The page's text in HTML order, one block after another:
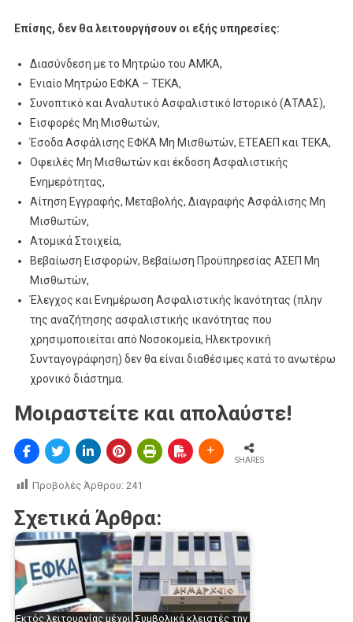
Επίσης, δεν θα λειτουργήσουν οι εξής υπηρεσίες:
Διασύνδεση με το Μητρώο του ΑΜΚΑ,
Ενιαίο Μητρώο ΕΦΚΑ – ΤΕΚΑ,
Συνοπτικό και Αναλυτικό Ασφαλιστικό Ιστορικό (ΑΤΛΑΣ),
Εισφορές Μη Μισθωτών,
Έσοδα Ασφάλισης ΕΦΚΑ Μη Μισθωτών, ΕΤΕΑΕΠ και ΤΕΚΑ,
Οφειλές Μη Μισθωτών και έκδοση Ασφαλιστικής
Ενημερότητας,
Αίτηση Εγγραφής, Μεταβολής, Διαγραφής Ασφάλισης Μη
Μισθωτών,
Ατομικά Στοιχεία,
Βεβαίωση Εισφορών, Βεβαίωση Προϋπηρεσίας ΑΣΕΠ Μη
Μισθωτών,
Έλεγχος και Ενημέρωση Ασφαλιστικής Ικανότητας (πλην
της αναζήτησης ασφαλιστικής ικανότητας που
χρησιμοποιείται από Νοσοκομεία, Ηλεκτρονική
Συνταγογράφηση) δεν θα είναι διαθέσιμες κατά το ανωτέρω
χρονικό διάστημα.
Μοιραστείτε και απολαύστε!
SHARES
Προβολές Άρθρου: 241
Σχετικά Άρθρα:
Εκτός λειτουργίας μέχρι Συμβολικά κλειστές την